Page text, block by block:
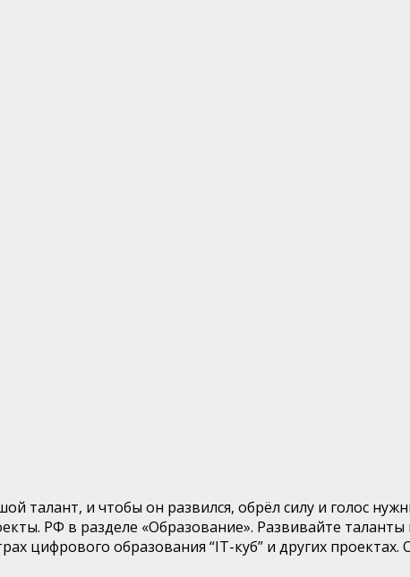
и чтобы он развился, обрёл силу и голос
РФ в разделе «Образование». Развивайте
цифрового образования “IT-куб” и других